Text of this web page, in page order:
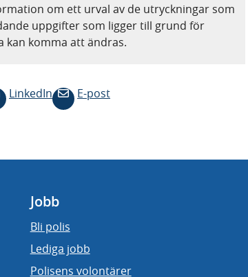
om ett urval av de utryckningar som
uppgifter som ligger till grund för
komma att ändras.
LinkedIn E-post
Jobb
Bli polis
Lediga jobb
Polisens volontärer